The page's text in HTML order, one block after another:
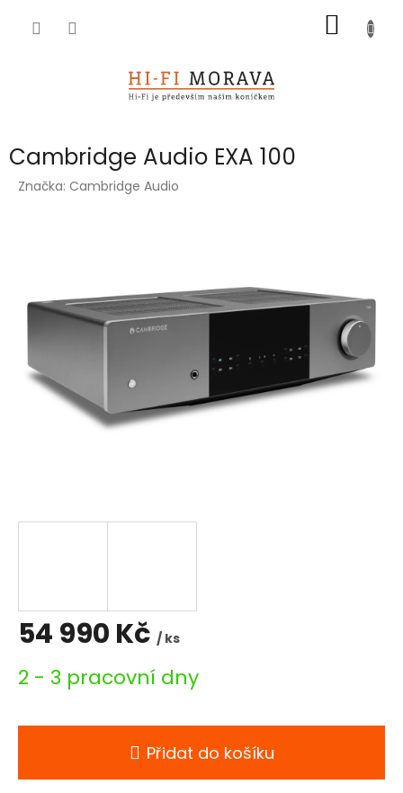
KOŠÍK
Cambridge Audio EXA 100
Značka: Cambridge Audio
54 990 Kč / ks
cena:
2 - 3 pracovní dny
Přidat do košíku